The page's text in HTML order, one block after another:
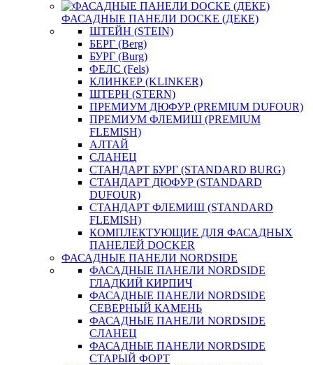
ФАСАДНЫЕ ПАНЕЛИ DOCKE (ДЕКЕ)
ШТЕЙН (STEIN)
БЕРГ (Berg)
БУРГ (Burg)
ФЕЛС (Fels)
КЛИНКЕР (KLINKER)
ШТЕРН (STERN)
ПРЕМИУМ ДЮФУР (PREMIUM DUFOUR)
ПРЕМИУМ ФЛЕМИШ (PREMIUM
FLEMISH)
АЛТАЙ
СЛАНЕЦ
СТАНДАРТ БУРГ (STANDARD BURG)
СТАНДАРТ ДЮФУР (STANDARD
DUFOUR)
СТАНДАРТ ФЛЕМИШ (STANDARD
FLEMISH)
КОМПЛЕКТУЮЩИЕ ДЛЯ ФАСАДНЫХ
ПАНЕЛЕЙ DOCKER
ФАСАДНЫЕ ПАНЕЛИ NORDSIDE
ФАСАДНЫЕ ПАНЕЛИ NORDSIDE
ГЛАДКИЙ КИРПИЧ
ФАСАДНЫЕ ПАНЕЛИ NORDSIDE
СЕВЕРНЫЙ КАМЕНЬ
ФАСАДНЫЕ ПАНЕЛИ NORDSIDE
СЛАНЕЦ
ФАСАДНЫЕ ПАНЕЛИ NORDSIDE
СТАРЫЙ ФОРТ